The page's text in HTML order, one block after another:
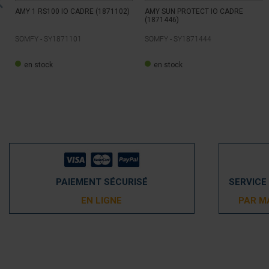
AMY 1 RS100 IO CADRE (1871102)
SOMFY - SY1871101
en stock
AMY SUN PROTECT IO CADRE
(1871446)
SOMFY - SY1871444
en stock
PAIEMENT SÉCURISÉ
EN LIGNE
PAR